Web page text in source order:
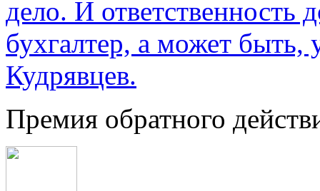
дело. И ответственность
бухгалтер, а может быть,
Кудрявцев.
Премия обратного